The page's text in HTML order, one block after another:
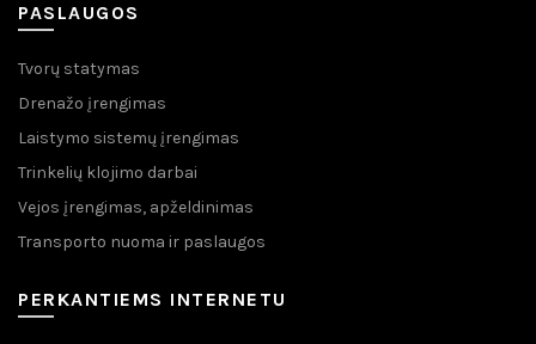
PASLAUGOS
Tvorų statymas
Drenažo įrengimas
Laistymo sistemų įrengimas
Trinkelių klojimo darbai
Vejos įrengimas, apželdinimas
Transporto nuoma ir paslaugos
PERKANTIEMS INTERNETU